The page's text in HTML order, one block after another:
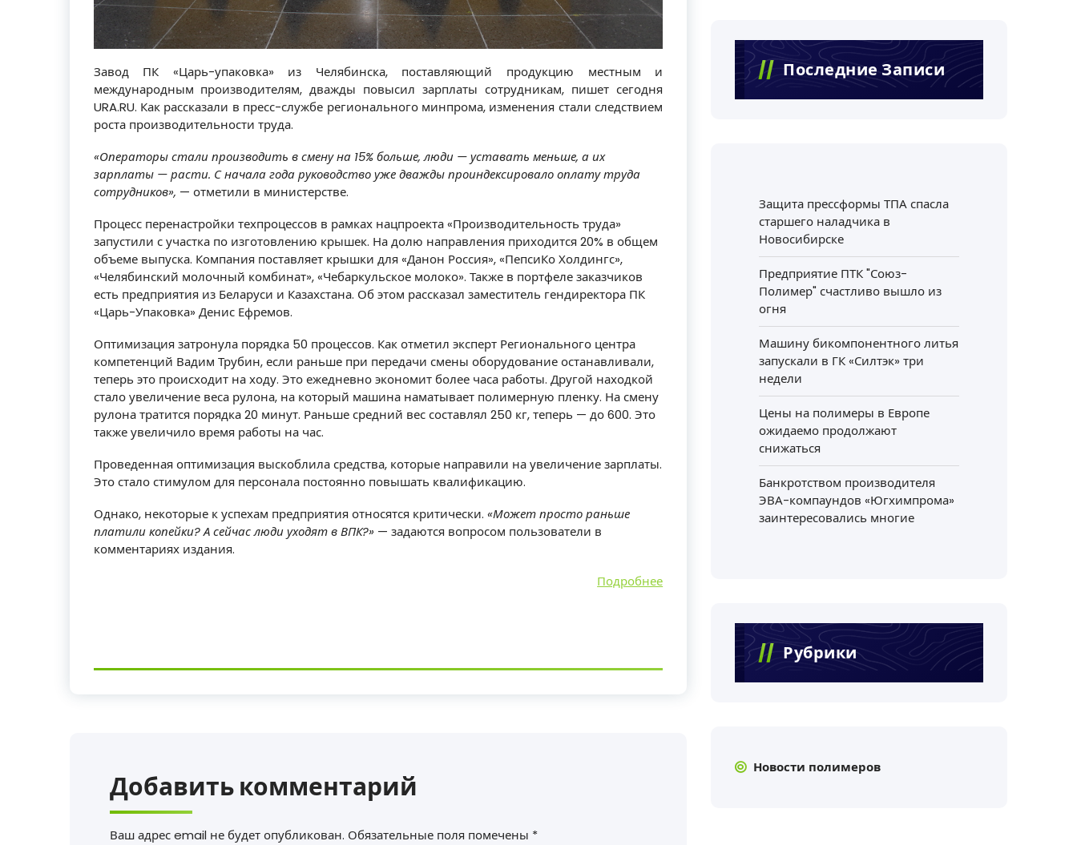
Завод ПК «Царь-упаковка» из Челябинска, поставляющий продукцию местным и
международным производителям, дважды повысил зарплаты сотрудникам, пишет сегодня
URA.RU. Как рассказали в пресс-службе регионального минпрома, изменения стали следствием
роста производительности труда.
«Операторы стали производить в смену на 15% больше, люди — уставать меньше, а их
зарплаты — расти. С начала года руководство уже дважды проиндексировало оплату труда
сотрудников», — отметили в министерстве.
Процесс перенастройки техпроцессов в рамках нацпроекта «Производительность труда»
запустили с участка по изготовлению крышек. На долю направления приходится 20% в общем
объеме выпуска. Компания поставляет крышки для «Данон Россия», «ПепсиКо Холдингс»,
«Челябинский молочный комбинат», «Чебаркульское молоко». Также в портфеле заказчиков
есть предприятия из Беларуси и Казахстана. Об этом рассказал заместитель гендиректора ПК
«Царь-Упаковка» Денис Ефремов.
Оптимизация затронула порядка 50 процессов. Как отметил эксперт Регионального центра
компетенций Вадим Трубин, если раньше при передачи смены оборудование останавливали,
теперь это происходит на ходу. Это ежедневно экономит более часа работы. Другой находкой
стало увеличение веса рулона, на который машина наматывает полимерную пленку. На смену
рулона тратится порядка 20 минут. Раньше средний вес составлял 250 кг, теперь — до 600. Это
также увеличило время работы на час.
Проведенная оптимизация выскоблила средства, которые направили на увеличение зарплаты.
Это стало стимулом для персонала постоянно повышать квалификацию.
Однако, некоторые к успехам предприятия относятся критически. «Может просто раньше
платили копейки? А сейчас люди уходят в ВПК?» — задаются вопросом пользователи в
комментариях издания.
Подробнее
Добавить комментарий
Ваш адрес email не будет опубликован. Обязательные поля помечены *
Последние Записи
Защита прессформы ТПА спасла
старшего наладчика в
Новосибирске
Предприятие ПТК "Союз-
Полимер" счастливо вышло из
огня
Машину бикомпонентного литья
запускали в ГК «Силтэк» три
недели
Цены на полимеры в Европе
ожидаемо продолжают
снижаться
Банкротством производителя
ЭВА-компаундов «Югхимпрома»
заинтересовались многие
Рубрики
Новости полимеров